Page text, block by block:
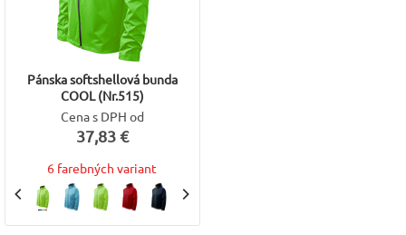
Pánska softshellová bunda
COOL (Nr.515)
Cena s DPH od
37,83 €
6 farebných variant